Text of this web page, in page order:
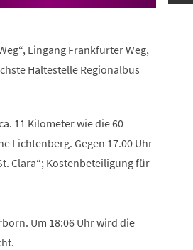
Eingang Frankfurter Weg,
Haltestelle Regionalbus
11 Kilometer wie die 60
Lichtenberg. Gegen 17.00 Uhr
Clara“; Kostenbeteiligung für
Um 18:06 Uhr wird die